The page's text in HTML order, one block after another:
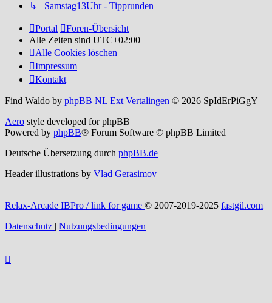
↳ Samstag13Uhr - Tipprunden
Portal
Foren-Übersicht
Alle Zeiten sind UTC+02:00
Alle Cookies löschen
Impressum
Kontakt
Find Waldo by phpBB NL Ext Vertalingen © 2026 SpIdErPiGgY
Aero style developed for phpBB
Powered by phpBB® Forum Software © phpBB Limited
Deutsche Übersetzung durch phpBB.de
Header illustrations by Vlad Gerasimov
Relax-Arcade IBPro / link for game © 2007-2019-2025 fastgil.com
Datenschutz | Nutzungsbedingungen